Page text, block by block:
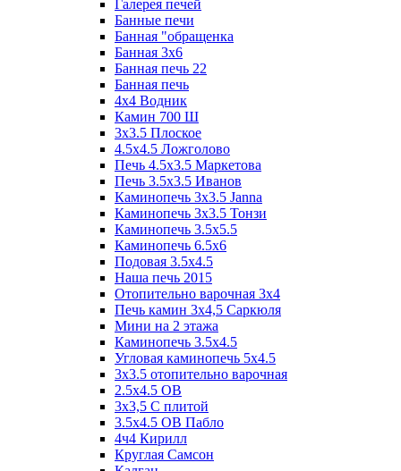
Галерея печей
Банные печи
Банная "обращенка
Банная 3х6
Банная печь 22
Банная печь
4х4 Водник
Камин 700 Ш
3x3.5 Плоское
4.5x4.5 Ложголово
Печь 4.5x3.5 Маркетова
Печь 3.5x3.5 Иванов
Каминопечь 3x3.5 Janna
Каминопечь 3x3.5 Тонзи
Каминопечь 3.5х5.5
Каминопечь 6.5x6
Подовая 3.5х4.5
Наша печь 2015
Отопительно варочная 3х4
Печь камин 3х4,5 Саркюля
Мини на 2 этажа
Каминопечь 3.5х4.5
Угловая каминопечь 5х4.5
3х3.5 отопительно варочная
2.5х4.5 ОВ
3х3,5 C плитой
3.5х4.5 ОВ Пабло
4ч4 Кирилл
Круглая Самсон